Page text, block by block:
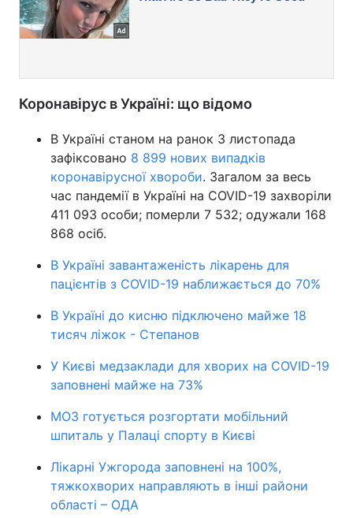
Коронавірус в Україні: що відомо
В Україні станом на ранок 3 листопада
зафіксовано 8 899 нових випадків
коронавірусної хвороби. Загалом за весь
час пандемії в Україні на COVID-19 захворіли
411 093 особи; померли 7 532; одужали 168
868 осіб.
В Україні завантаженість лікарень для
пацієнтів з COVID-19 наближається до 70%
В Україні до кисню підключено майже 18
тисяч ліжок - Степанов
У Києві медзаклади для хворих на COVID-19
заповнені майже на 73%
МОЗ готується розгортати мобільний
шпиталь у Палаці спорту в Києві
Лікарні Ужгорода заповнені на 100%,
тяжкохворих направляють в інші райони
області – ОДА